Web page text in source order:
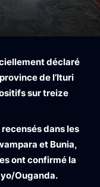
déclaré
de l’Ituri
sur treize
dans les
et Bunia,
ont confirmé la
Ouganda.